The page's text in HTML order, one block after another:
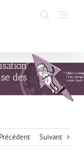
des
Précédent Suivant